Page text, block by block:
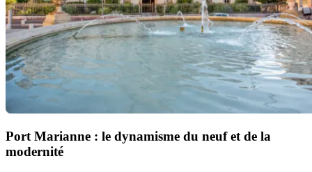
Port Marianne : le dynamisme du neuf et de la
modernité